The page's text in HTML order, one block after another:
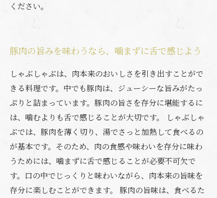
ください。
豚肉の旨みを味わうなら、噛まずに舌で感じよう
しゃぶしゃぶは、肉本来のおいしさを引き出すことがで
きる料理です。中でも豚肉は、ジューシーな旨みがたっ
ぷりと詰まっています。豚肉の旨さを存分に堪能するに
は、噛むよりも舌で感じることが大切です。 しゃぶしゃ
ぶでは、豚肉を薄く切り、湯でさっと加熱して食べるの
が基本です。そのため、肉の食感や味わいを存分に味わ
うためには、噛まずに舌で感じることが必要不可欠で
す。口の中でじっくりと味わいながら、肉本来の旨味を
存分に楽しむことができます。 豚肉の旨味は、食べるた